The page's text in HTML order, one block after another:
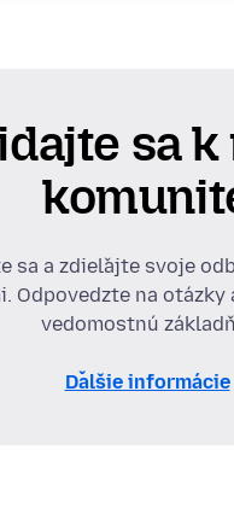
sa k
sa a zdieľajte svoje
Odpovedzte na otázky
vedomostnú
Ďalšie informácie